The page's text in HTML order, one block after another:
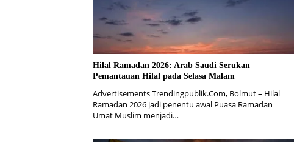
Hilal Ramadan 2026: Arab Saudi Serukan
Pemantauan Hilal pada Selasa Malam
Advertisements Trendingpublik.Com, Bolmut – Hilal
Ramadan 2026 jadi penentu awal Puasa Ramadan
Umat Muslim menjadi…